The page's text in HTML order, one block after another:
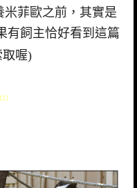
米菲歐之前，其實是
有飼主恰好看到這篇
喔)